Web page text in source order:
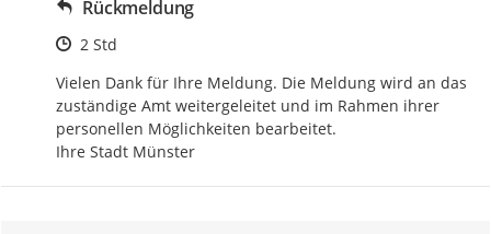
Rückmeldung
Zeitpunkt des Erstellens
2 Std
Vielen Dank für Ihre Meldung. Die Meldung wird an das
zuständige Amt weitergeleitet und im Rahmen ihrer
personellen Möglichkeiten bearbeitet.
Ihre Stadt Münster